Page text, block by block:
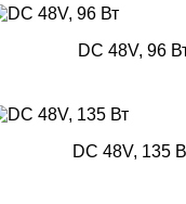
DC 48V, 96
DC 48V, 135